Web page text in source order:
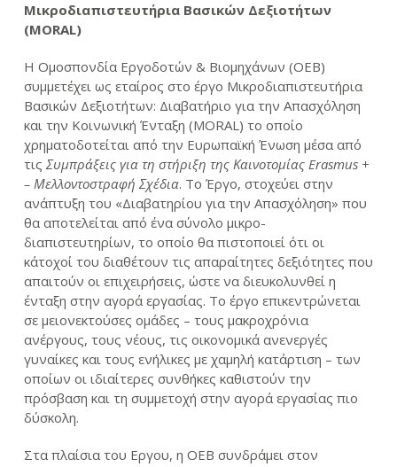
Μικροδιαπιστευτήρια Βασικών Δεξιοτήτων
(MORAL)
Η Ομοσπονδία Εργοδοτών & Βιομηχάνων (ΟΕΒ)
συμμετέχει ως εταίρος στο έργο Μικροδιαπιστευτήρια
Βασικών Δεξιοτήτων: Διαβατήριο για την Απασχόληση
και την Κοινωνική Ένταξη (MORAL) το οποίο
χρηματοδοτείται από την Ευρωπαϊκή Ένωση μέσα από
τις Συμπράξεις για τη στήριξη της Καινοτομίας Erasmus +
– Μελλοντοστραφή Σχέδια. Το Έργο, στοχεύει στην
ανάπτυξη του «Διαβατηρίου για την Απασχόληση» που
θα αποτελείται από ένα σύνολο μικρο-
διαπιστευτηρίων, το οποίο θα πιστοποιεί ότι οι
κάτοχοί του διαθέτουν τις απαραίτητες δεξιότητες που
απαιτούν οι επιχειρήσεις, ώστε να διευκολυνθεί η
ένταξη στην αγορά εργασίας. Το έργο επικεντρώνεται
σε μειονεκτούσες ομάδες – τους μακροχρόνια
ανέργους, τους νέους, τις οικονομικά ανενεργές
γυναίκες και τους ενήλικες με χαμηλή κατάρτιση – των
οποίων οι ιδιαίτερες συνθήκες καθιστούν την
πρόσβαση και τη συμμετοχή στην αγορά εργασίας πιο
δύσκολη.
Στα πλαίσια του Εργου, η ΟΕΒ συνδράμει στον